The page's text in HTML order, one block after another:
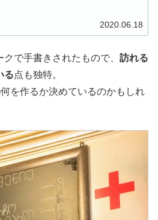
2020.06.18
で手書きされたもので、 訪れる
る点も独特。
を作るか決めているのかもしれ